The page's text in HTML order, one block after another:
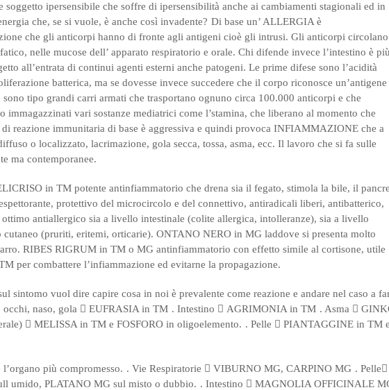
soggetto ipersensibile che soffre di ipersensibilità anche ai cambiamenti stagionali ed in
che, se si vuole, è anche così invadente? Di base un’ ALLERGIA è
che gli anticorpi hanno di fronte agli antigeni cioè gli intrusi. Gli anticorpi circolano
nelle mucose dell’ apparato respiratorio e orale. Chi difende invece l’intestino è più
all’entrata di continui agenti esterni anche patogeni. Le prime difese sono l’acidità
batterica, ma se dovesse invece succedere che il corpo riconosce un’antigene
tipo grandi carri armati che trasportano ognuno circa 100.000 anticorpi e che
vari sostanze mediatrici come l’stamina, che liberano al momento che
reazione immunitaria di base è aggressiva e quindi provoca INFIAMMAZIONE che a
o localizzato, lacrimazione, gola secca, tossa, asma, ecc. Il lavoro che si fa sulle
ma contemporanee.
in TM potente antinfiammatorio che drena sia il fegato, stimola la bile, il
protettivo del microcircolo e del connettivo, antiradicali liberi, antibatterico,
antiallergico sia a livello intestinale (colite allergica, intolleranze), sia a livello
(pruriti, eritemi, orticarie). ONTANO NERO in MG laddove si presenta molto
RIBES RIGRUM in TM o MG antinfiammatorio con effetto simile al cortisone, utile
per combattere l’infiammazione ed evitarne la propagazione.
sintomo vuol dire capire cosa in noi è prevalente come reazione e andare nel caso a
occhi, naso, gola  EUFRASIA in TM . Intestino  AGRIMONIA in TM . Asma 
 MELISSA in TM e FOSFORO in oligoelemento. . Pelle  PIANTAGGINE in TM e
l’organo più compromesso. . Vie Respiratorie  VIBURNO MG, CARPINO MG . Pelle
umido, PLATANO MG sul misto o dubbio. . Intestino  MAGNOLIA OFFICINALE